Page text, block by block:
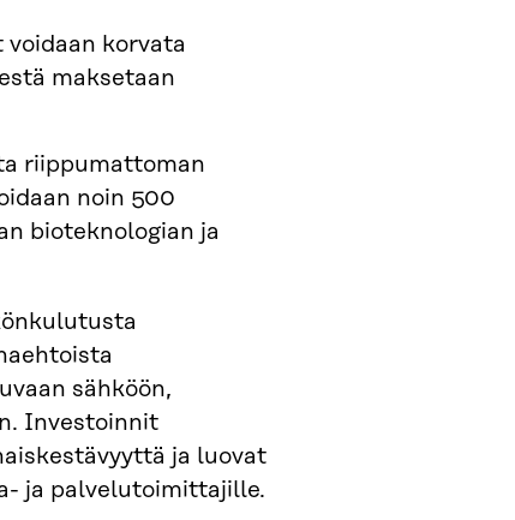
korvata
maksetaan
riippumattoman
noin 500
bioteknologian ja
sähköön,
Investoinnit
ja luovat
ja palvelutoimittajille.